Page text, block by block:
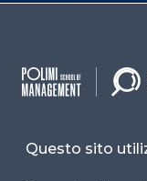
Questo sito